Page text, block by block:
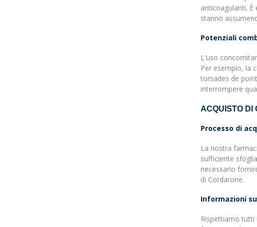
anticoagulanti.
stanno
Potenziali
L'uso
Per esempio, la
torsades de
interrompere
ACQUISTO DI
Processo di
La nostra
sufficiente
necessario
di Cordarone.
Informazioni
Rispettiamo tutti